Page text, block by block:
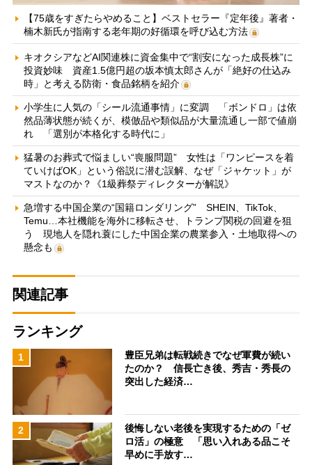
【75歳をすぎたらやめること】ベストセラー『定年後』著者・
楠木新氏が指南する老年期の好循環を呼び込む方法
キオクシアなどAI関連株に資金集中で“割安になった成長株”に
投資妙味 資産1.5億円超の坂本慎太郎さんが「絶好の仕込み
時」と考える防衛・食品銘柄を紹介
小学生に人気の「シール流通事情」に変調 「ボンドロ」は依
然品薄状態が続くが、模倣品や類似品が大量流通し一部で値崩
れ 「選別が本格化する時代に」
猛暑のお葬式で悩ましい“喪服問題” 女性は「ワンピースを着
ていけばOK」という俗説に潜む誤解、なぜ「ジャケット」が
マストなのか？《1級葬祭ディレクターが解説》
急増する中国企業の“国籍ロンダリング” SHEIN、TikTok、
Temu…本社機能を海外に移転させ、トランプ関税の回避を狙
う 現地人を隠れ蓑にした中国企業の農業参入・土地取得への
懸念も
関連記事
ランキング
1
豊臣兄弟は転戦続きでなぜ軍費が続い
たのか？ 信長亡き後、秀吉・秀長の
突出した経済…
2
後悔しない老後を実現するための「ゼ
ロ活」の極意 「思い入れある品こそ
早めに手放す…